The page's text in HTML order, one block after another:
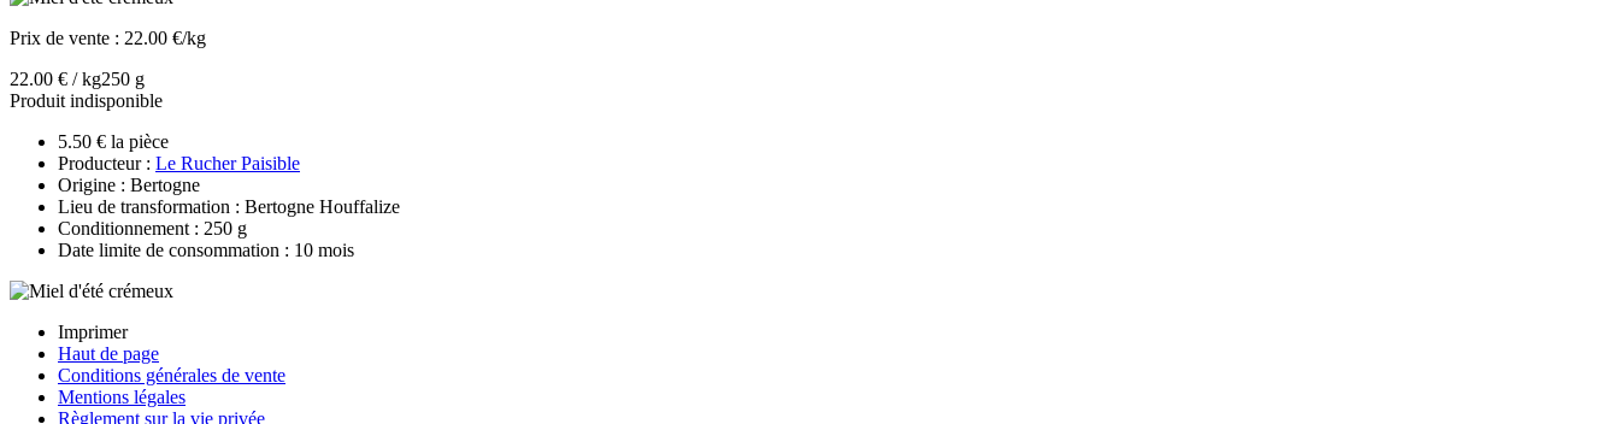
Prix de vente : 22.00 €/kg
22.00 € / kg250 g
Produit indisponible
5.50 € la pièce
Producteur : Le Rucher Paisible
Origine : Bertogne
Lieu de transformation : Bertogne Houffalize
Conditionnement : 250 g
Date limite de consommation : 10 mois
Imprimer
Haut de page
Conditions générales de vente
Mentions légales
Règlement sur la vie privée